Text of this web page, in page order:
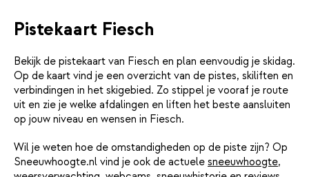
Pistekaart Fiesch
Bekijk de pistekaart van Fiesch en plan eenvoudig je skidag.
Op de kaart vind je een overzicht van de pistes, skiliften en
verbindingen in het skigebied. Zo stippel je vooraf je route
uit en zie je welke afdalingen en liften het beste aansluiten
op jouw niveau en wensen in Fiesch.
Wil je weten hoe de omstandigheden op de piste zijn? Op
Sneeuwhoogte.nl vind je ook de actuele sneeuwhoogte,